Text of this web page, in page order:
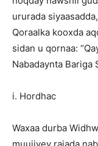
ururada
Qoraalka kooxda
sidan u qornaa:
Nabadaynta Bariga
i. Hordhac
Waxaa durba